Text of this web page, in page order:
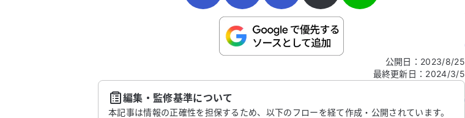
こちらは送信専用のフォームです。氏名やご自身の病気の詳細などの個人情報は入れないでくだ
公開日 ： 2023/8/25
最終更新日 ： 2024/3/5
編集・監修基準について
本記事は情報の正確性を担保するため、以下のフローを経て作成・公開されています。